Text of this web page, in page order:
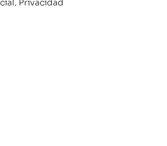
, Privacidad